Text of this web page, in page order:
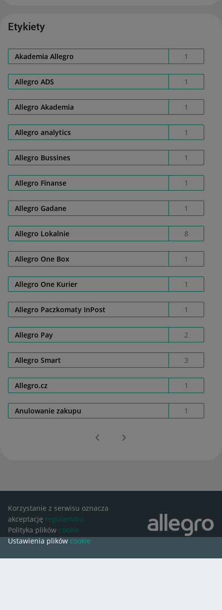
Etykiety
Akademia Allegro 1
Allegro ADS 1
Allegro Akademia 1
Allegro analytics 1
Allegro Bussines 1
Allegro Finanse 1
Allegro Gadane 1
Allegro Lokalnie 8
Allegro One Box 1
Allegro One Kurier 1
Allegro Paczkomaty InPost 1
Allegro Pay 2
Allegro Smart 3
Allegro.cz 1
Anulowanie zakupu 1
Korzystanie z serwisu oznacza
akceptację regulaminu
Polityka plików cookie
Ustawienia plików cookie